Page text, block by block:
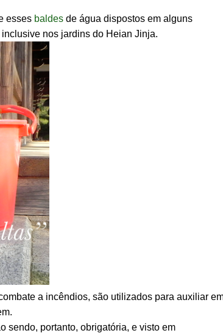
esses baldes de água dispostos em alguns
nos jardins do Heian Jinja.
a incêndios, são utilizados para auxiliar
sendo, portanto, obrigatória, e visto em